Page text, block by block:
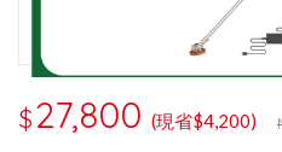
$27,800 (現省$4,200)